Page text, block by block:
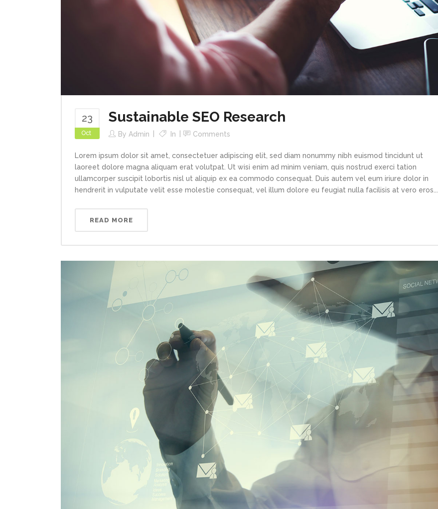
23
Oct
Sustainable SEO Research
By Admin In Comments
Lorem ipsum dolor sit amet, consectetuer adipiscing elit, sed diam nonummy nibh euismod tincidunt ut
laoreet dolore magna aliquam erat volutpat. Ut wisi enim ad minim veniam, quis nostrud exerci tation
ullamcorper suscipit lobortis nisl ut aliquip ex ea commodo consequat. Duis autem vel eum iriure dolor in
hendrerit in vulputate velit esse molestie consequat, vel illum dolore eu feugiat nulla facilisis at vero eros...
READ MORE